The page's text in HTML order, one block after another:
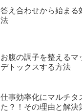
答え合わせから始まる
法
お腹の調子を整えるマ
デトックスする方法
仕事効率化にマルチタ
た？！その理由と解決